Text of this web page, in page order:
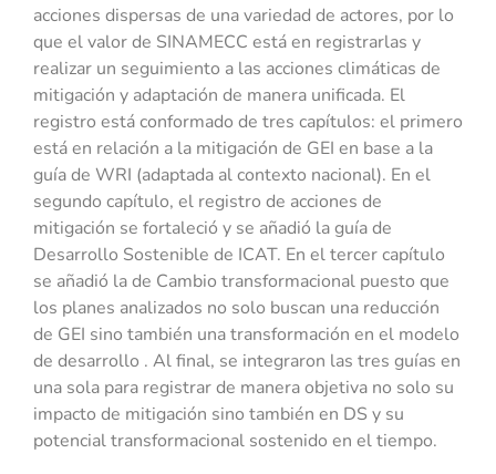
acciones dispersas de una variedad de actores, por lo
que el valor de SINAMECC está en registrarlas y
realizar un seguimiento a las acciones climáticas de
mitigación y adaptación de manera unificada. El
registro está conformado de tres capítulos: el primero
está en relación a la mitigación de GEI en base a la
guía de WRI (adaptada al contexto nacional). En el
segundo capítulo, el registro de acciones de
mitigación se fortaleció y se añadió la guía de
Desarrollo Sostenible de ICAT. En el tercer capítulo
se añadió la de Cambio transformacional puesto que
los planes analizados no solo buscan una reducción
de GEI sino también una transformación en el modelo
de desarrollo . Al final, se integraron las tres guías en
una sola para registrar de manera objetiva no solo su
impacto de mitigación sino también en DS y su
potencial transformacional sostenido en el tiempo.